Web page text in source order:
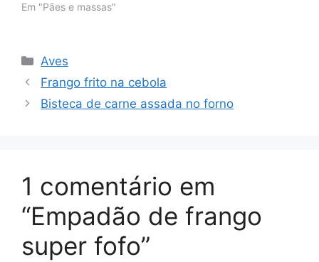
Em "Pães e massas"
Categorias
Aves
Frango frito na cebola
Bisteca de carne assada no forno
1 comentário em
“Empadão de frango
super fofo”